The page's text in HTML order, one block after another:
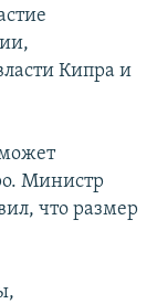
Кипра и
Министр
что размер